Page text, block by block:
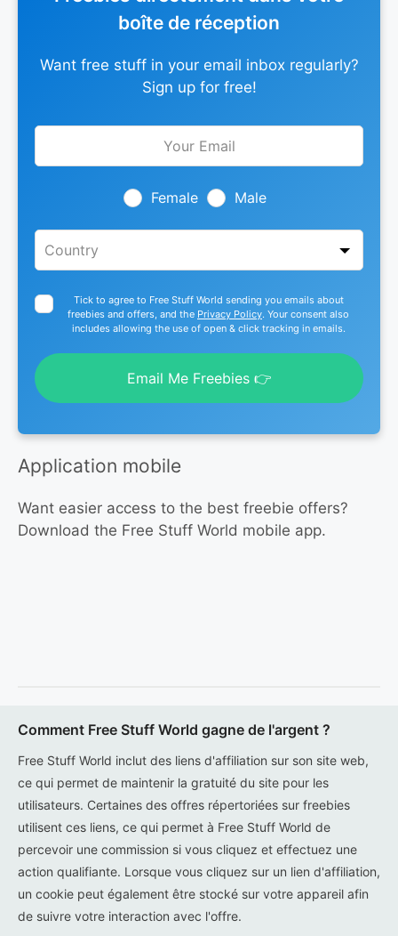
boîte de réception
Want free stuff in your email inbox regularly?
Sign up for free!
Leave
Female Male
Tick to agree to Free Stuff World sending you emails about
freebies and offers, and the Privacy Policy. Your consent also
includes allowing the use of open & click tracking in emails.
Email Me Freebies 👉
Application mobile
Want easier access to the best freebie offers?
Download the Free Stuff World mobile app.
Comment Free Stuff World gagne de l'argent ?
Free Stuff World inclut des liens d'affiliation sur son site web,
ce qui permet de maintenir la gratuité du site pour les
utilisateurs. Certaines des offres répertoriées sur freebies
utilisent ces liens, ce qui permet à Free Stuff World de
percevoir une commission si vous cliquez et effectuez une
action qualifiante. Lorsque vous cliquez sur un lien d'affiliation,
un cookie peut également être stocké sur votre appareil afin
de suivre votre interaction avec l'offre.